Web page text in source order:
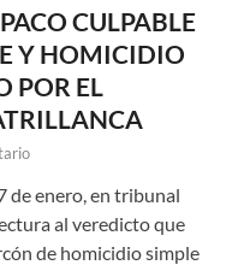
CULPABLE
Y HOMICIDIO
POR EL
de enero, en tribunal
al veredicto que
de homicidio simple